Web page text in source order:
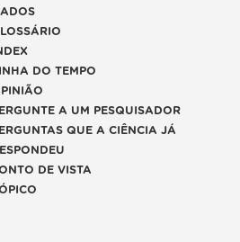
DO TEMPO
A UM PESQUISADOR
QUE A CIÊNCIA JÁ
DE VISTA